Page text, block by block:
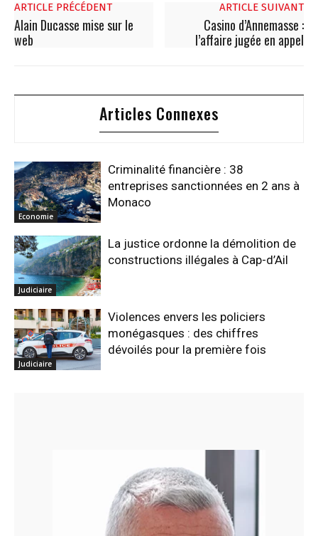
ARTICLE PRÉCÉDENT
Alain Ducasse mise sur le
web
ARTICLE SUIVANT
Casino d’Annemasse :
l’affaire jugée en appel
Articles Connexes
Economie
Criminalité financière : 38
entreprises sanctionnées en 2 ans à
Monaco
Judiciaire
La justice ordonne la démolition de
constructions illégales à Cap-d’Ail
Judiciaire
Violences envers les policiers
monégasques : des chiffres
dévoilés pour la première fois